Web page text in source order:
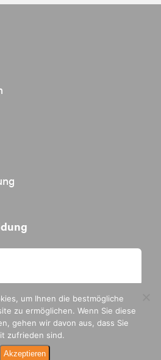
um Ihnen die bestmögliche
zu ermöglichen. Wenn Sie diese
gehen wir davon aus, dass Sie
zufrieden sind.
Ak­zep­tie­ren